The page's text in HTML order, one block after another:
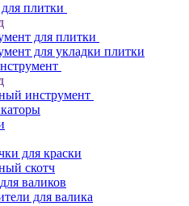
плитки
для плитки
для укладки плитки
инструмент
для краски
скотч
валиков
для валика